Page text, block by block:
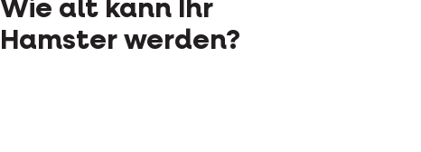
Wie alt kann Ihr
Hamster werden?